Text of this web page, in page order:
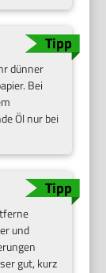
dünner
Bei
Öl nur bei
und
gut, kurz